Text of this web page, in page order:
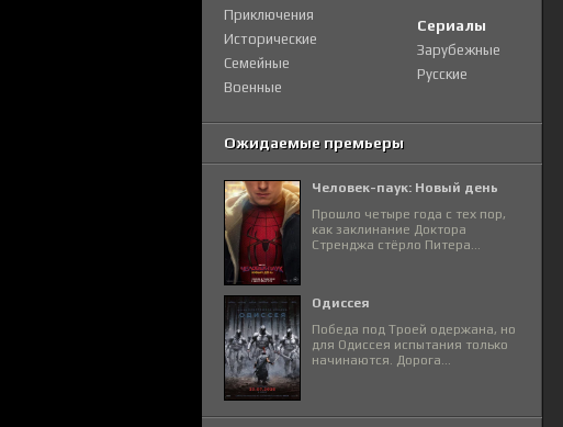
Приключения
Исторические
Семейные
Военные
Сериалы
Зарубежные
Русские
Ожидаемые премьеры
Человек-паук: Новый день
Прошло четыре года с тех пор,
как заклинание Доктора
Стренджа стёрло Питера...
Одиссея
Победа под Троей одержана, но
для Одиссея испытания только
начинаются. Дорога...